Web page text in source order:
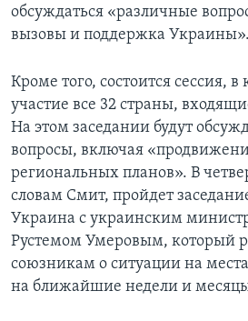
обсуждаться «различные
вызовы и поддержка Украины».
Кроме того, состоится сессия,
участие все 32 страны,
На этом заседании будут
вопросы, включая
региональных планов». В
словам Смит, пройдет
Украина с украинским
Рустемом Умеровым, который
союзникам о ситуации на
на ближайшие недели и